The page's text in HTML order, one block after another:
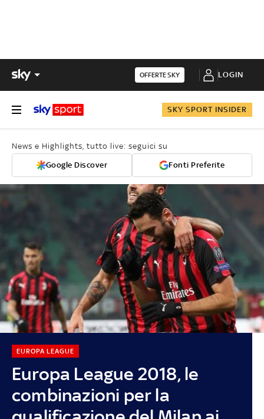
OFFERTE SKY LOGIN
SKY SPORT INSIDER
News e Highlights, tutto live: seguici su
Google Discover Fonti Preferite
Europa League 2018, le
combinazioni per la
EUROPA LEAGUE